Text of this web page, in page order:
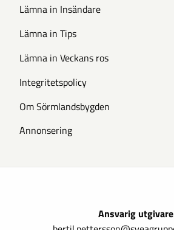
Lämna in Insändare
Lämna in Tips
Lämna in Veckans ros
Integritetspolicy
Om Sörmlandsbygden
Annonsering
Ansvarig utgivare